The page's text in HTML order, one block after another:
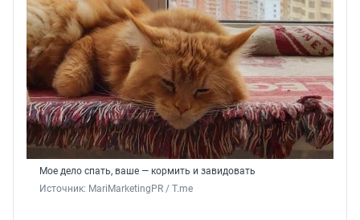
Мое дело спать, ваше — кормить и завидовать
Источник: MariMarketingPR / T.me